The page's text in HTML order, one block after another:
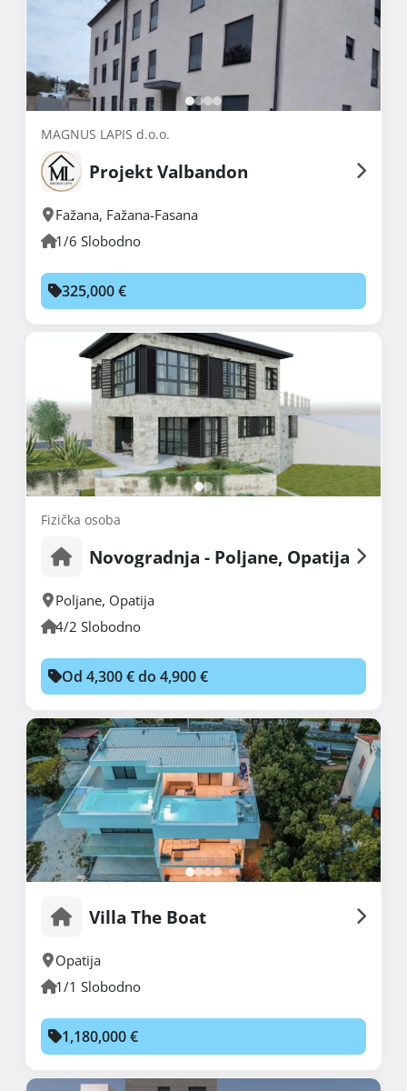
MAGNUS LAPIS d.o.o.
Projekt Valbandon
Fažana, Fažana-Fasana
1/6 Slobodno
325,000 €
Fizička osoba
Novogradnja - Poljane, Opatija
Poljane, Opatija
4/2 Slobodno
Od 4,300 € do 4,900 €
Villa The Boat
Opatija
1/1 Slobodno
1,180,000 €